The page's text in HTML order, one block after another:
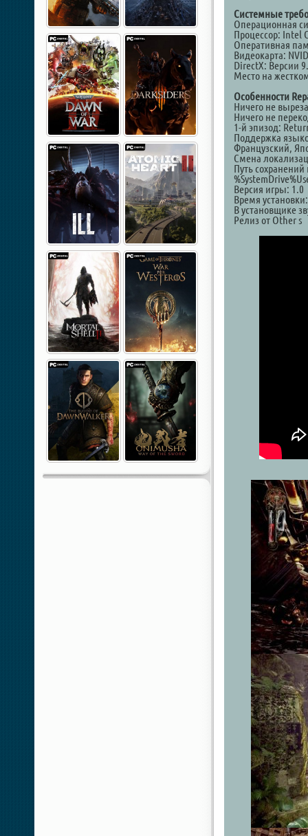
Системные
Операционная
Процессор: Intel
Оперативная
Видеокарта:
DirectX: Версии
Место на
Особенности
Ничего не
Ничего не
1-й эпизод:
Поддержка
Французский,
Смена
Путь
Версия игры: 1.0
Время
В установщике
Релиз от Other s